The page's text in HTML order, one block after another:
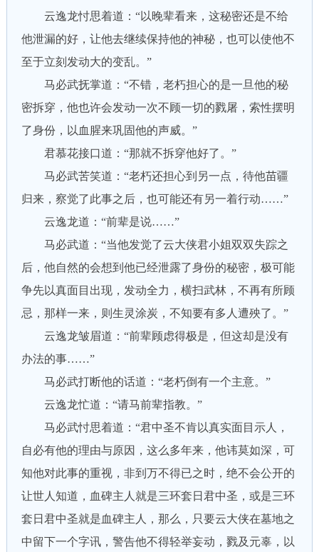
云逸龙忖思着道：“以晚辈看来，这秘密还是不给
他泄漏的好，让他去继续保持他的神秘，也可以使他不
至于立刻发动大的变乱。”
马必武抚掌道：“不错，老朽担心的是一旦他的秘
密拆穿，他也许会发动一次不顾一切的戮屠，索性摆明
了身份，以血腥来巩固他的声威。”
君慕花接口道：“那就不拆穿他好了。”
马必武苦笑道：“老朽还担心到另一点，待他苗疆
归来，察觉了此事之后，也可能还有另一着行动……”
云逸龙道：“前辈是说……”
马必武道：“当他发觉了云大侠君小姐双双失踪之
后，他自然的会想到他已经泄露了身份的秘密，极可能
争先以真面目出现，发动全力，横扫武林，不再有所顾
忌，那样一来，则生灵涂炭，不知要有多人遭殃了。”
云逸龙皱眉道：“前辈顾虑得极是，但这却是没有
办法的事……”
马必武打断他的话道：“老朽倒有一个主意。”
云逸龙忙道：“请马前辈指教。”
马必武忖思着道：“君中圣不肯以真实面目示人，
自必有他的理由与原因，这么多年来，他讳莫如深，可
知他对此事的重视，非到万不得已之时，绝不会公开的
让世人知道，血碑主人就是三环套日君中圣，或是三环
套日君中圣就是血碑主人，那么，只要云大侠在墓地之
中留下一个字讯，警告他不得轻举妄动，戮及元辜，以